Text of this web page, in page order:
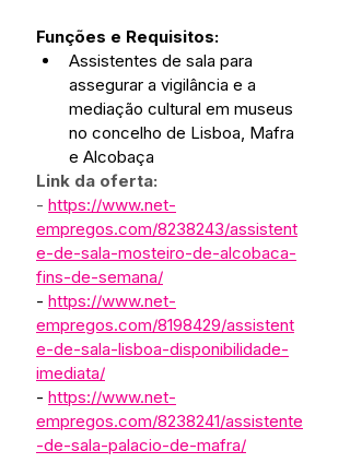
Funções e Requisitos:
Assistentes de sala para
assegurar a vigilância e a
mediação cultural em museus
no concelho de Lisboa, Mafra
e Alcobaça
Link da oferta:
- https://www.net-
empregos.com/8238243/assistent
e-de-sala-mosteiro-de-alcobaca-
fins-de-semana/
- https://www.net-
empregos.com/8198429/assistent
e-de-sala-lisboa-disponibilidade-
imediata/
- https://www.net-
empregos.com/8238241/assistente
-de-sala-palacio-de-mafra/